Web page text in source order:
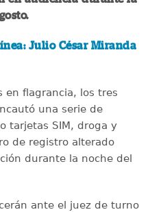
Julio César Miranda
en flagrancia, los tres
una serie de
tarjetas SIM, droga y
de registro alterado
durante la noche del
ante el juez de turno